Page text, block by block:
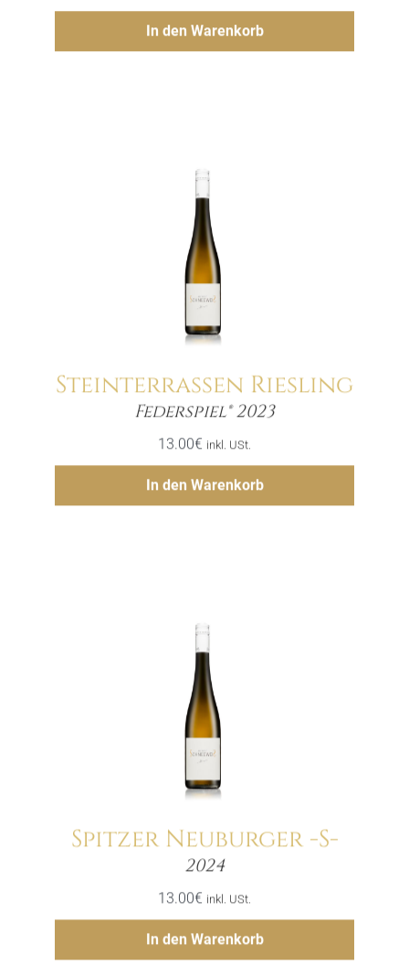
In den Warenkorb
Hinzufügen
Steinterrassen Riesling
Federspiel® 2023
13.00€ inkl. USt.
In den Warenkorb
Menge
Hinzufügen
Spitzer Neuburger -S-
2024
13.00€ inkl. USt.
In den Warenkorb
Menge
Hinzufügen